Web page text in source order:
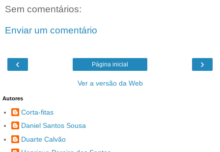
Sem comentários:
Enviar um comentário
‹ ›
Página inicial
Ver a versão da Web
Autores
Corta-fitas
Daniel Santos Sousa
Duarte Calvão